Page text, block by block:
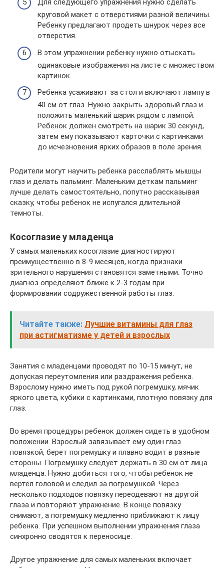
Для следующего упражнения нужно сделать
круговой макет с отверстиями разной величины.
Ребенку предлагают продеть шнурок через все
отверстия.
В этом упражнении ребенку нужно отыскать
одинаковые изображения на листе с множеством
картинок.
Ребенка усаживают за стол и включают лампу в
40 см от глаз. Нужно закрыть здоровый глаз и
положить маленький шарик рядом с лампой.
Ребенок должен смотреть на шарик 30 секунд,
затем ему показывают карточки с картинками
до исчезновения ярких образов в поле зрения.
Родители могут научить ребенка расслаблять мышцы
глаз и делать пальминг. Маленьким деткам пальминг
лучше делать самостоятельно, попутно рассказывая
сказку, чтобы ребенок не испугался длительной
темноты.
Косоглазие у младенца
У самых маленьких косоглазие диагностируют
преимущественно в 8-9 месяцев, когда признаки
зрительного нарушения становятся заметными. Точно
диагноз определяют ближе к 2-3 годам при
формировании содружественной работы глаз.
Читайте также: Лучшие витамины для глаз
при астигматизме у детей и взрослых
Занятия с младенцами проводят по 10-15 минут, не
допуская переутомления или раздражения ребенка.
Взрослому нужно иметь под рукой погремушку, мячик
яркого цвета, кубики с картинками, плотную повязку для
глаз.
Во время процедуры ребенок должен сидеть в удобном
положении. Взрослый завязывает ему один глаз
повязкой, берет погремушку и плавно водит в разные
стороны. Погремушку следует держать в 30 см от лица
младенца. Нужно добиться того, чтобы ребенок не
вертел головой и следил за погремушкой. Через
несколько подходов повязку переодевают на другой
глаза и повторяют упражнение. В конце повязку
снимают, а погремушку медленно приближают к лицу
ребенка. При успешном выполнении упражнения глаза
синхронно сводятся к переносице.
Другое упражнение для самых маленьких включает